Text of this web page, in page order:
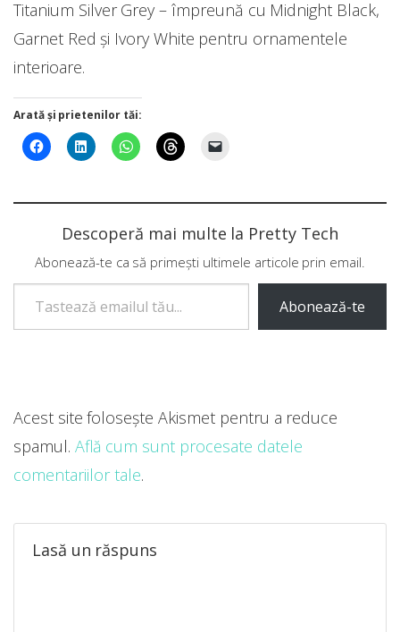
Titanium Silver Grey – împreună cu Midnight Black,
Garnet Red și Ivory White pentru ornamentele
interioare.
Arată și prietenilor tăi:
Descoperă mai multe la Pretty Tech
Abonează-te ca să primești ultimele articole prin email.
Tastează emailul tău...
Abonează-te
Lasă un răspuns
Acest site folosește Akismet pentru a reduce
spamul. Află cum sunt procesate datele
comentariilor tale.